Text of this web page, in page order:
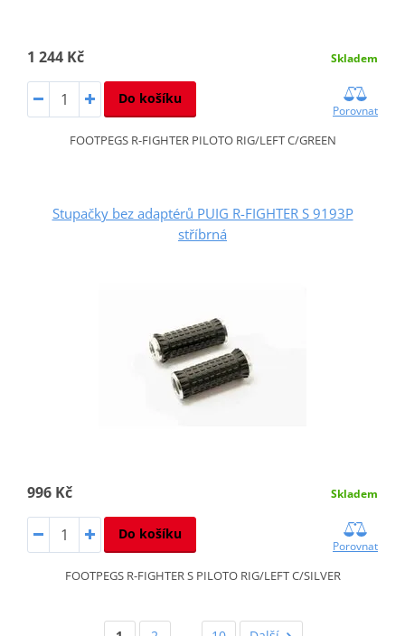
1 244 Kč Skladem
Do košíku
Porovnat
FOOTPEGS R-FIGHTER PILOTO RIG/LEFT C/GREEN
Stupačky bez adaptérů PUIG R-FIGHTER S 9193P
stříbrná
996 Kč Skladem
Do košíku
Porovnat
FOOTPEGS R-FIGHTER S PILOTO RIG/LEFT C/SILVER